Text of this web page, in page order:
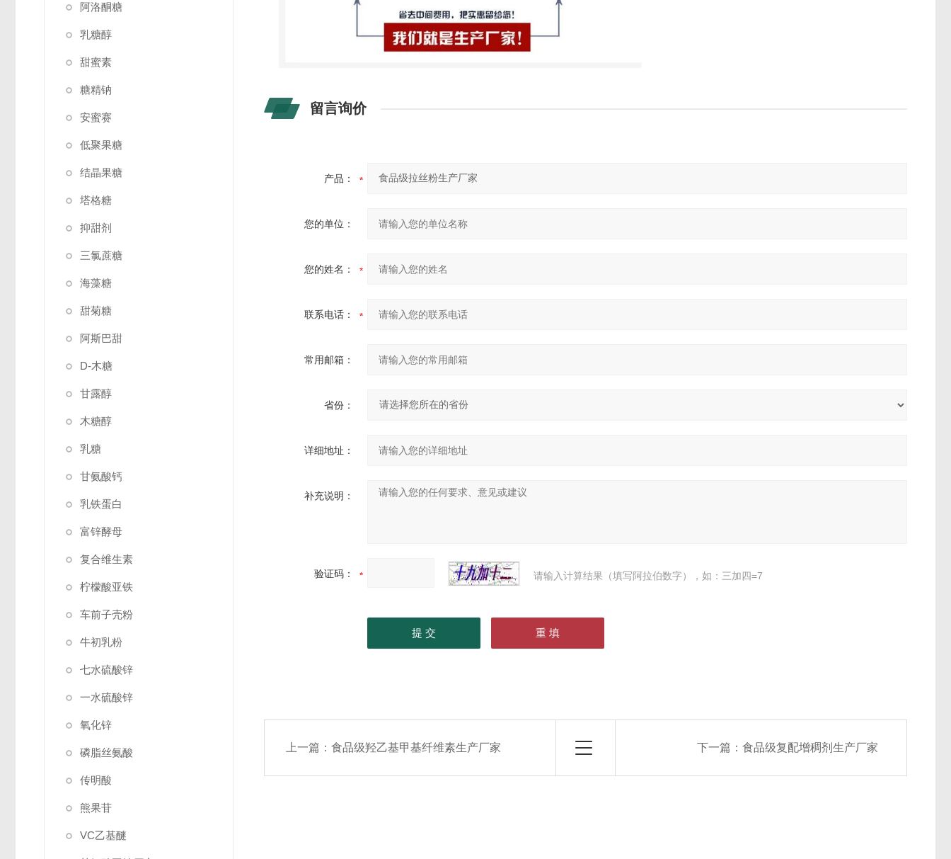
阿洛酮糖
乳糖醇
甜蜜素
糖精钠
安蜜赛
低聚果糖
结晶果糖
塔格糖
抑甜剂
三氯蔗糖
海藻糖
甜菊糖
阿斯巴甜
D-木糖
甘露醇
木糖醇
乳糖
甘氨酸钙
乳铁蛋白
富锌酵母
复合维生素
柠檬酸亚铁
车前子壳粉
牛初乳粉
七水硫酸锌
一水硫酸锌
氧化锌
磷脂丝氨酸
传明酸
熊果苷
VC乙基醚
留言询价
产品：
您的单位：
您的姓名：
联系电话：
常用邮箱：
省份：
详细地址：
补充说明：
验证码： 请输入计算结果（填写阿拉伯数字），如：三加四=7
上一篇：食品级羟乙基甲基纤维素生产厂家 下一篇： 食品级复配增稠剂生产厂家